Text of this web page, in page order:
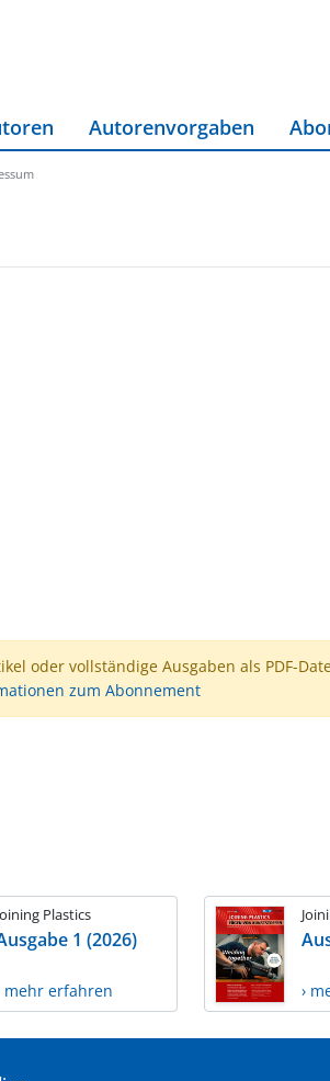
Autorenvorgaben
oder vollständige Ausgaben als PDF-
zum Abonnement
Plastics
1 (2026)
mehr erfahren ›